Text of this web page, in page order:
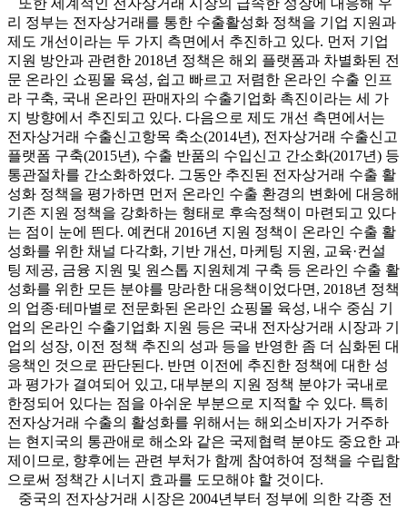
또한 세계적인 전자상거래 시장의 급속한 성장에 대응해 우
리 정부는 전자상거래를 통한 수출활성화 정책을 기업 지원과
제도 개선이라는 두 가지 측면에서 추진하고 있다. 먼저 기업
지원 방안과 관련한 2018년 정책은 해외 플랫폼과 차별화된 전
문 온라인 쇼핑몰 육성, 쉽고 빠르고 저렴한 온라인 수출 인프
라 구축, 국내 온라인 판매자의 수출기업화 촉진이라는 세 가
지 방향에서 추진되고 있다. 다음으로 제도 개선 측면에서는
전자상거래 수출신고항목 축소(2014년), 전자상거래 수출신고
플랫폼 구축(2015년), 수출 반품의 수입신고 간소화(2017년) 등
통관절차를 간소화하였다. 그동안 추진된 전자상거래 수출 활
성화 정책을 평가하면 먼저 온라인 수출 환경의 변화에 대응해
기존 지원 정책을 강화하는 형태로 후속정책이 마련되고 있다
는 점이 눈에 띈다. 예컨대 2016년 지원 정책이 온라인 수출 활
성화를 위한 채널 다각화, 기반 개선, 마케팅 지원, 교육·컨설
팅 제공, 금융 지원 및 원스톱 지원체계 구축 등 온라인 수출 활
성화를 위한 모든 분야를 망라한 대응책이었다면, 2018년 정책
의 업종·테마별로 전문화된 온라인 쇼핑몰 육성, 내수 중심 기
업의 온라인 수출기업화 지원 등은 국내 전자상거래 시장과 기
업의 성장, 이전 정책 추진의 성과 등을 반영한 좀 더 심화된 대
응책인 것으로 판단된다. 반면 이전에 추진한 정책에 대한 성
과 평가가 결여되어 있고, 대부분의 지원 정책 분야가 국내로
한정되어 있다는 점을 아쉬운 부분으로 지적할 수 있다. 특히
전자상거래 수출의 활성화를 위해서는 해외소비자가 거주하
는 현지국의 통관애로 해소와 같은 국제협력 분야도 중요한 과
제이므로, 향후에는 관련 부처가 함께 참여하여 정책을 수립함
으로써 정책간 시너지 효과를 도모해야 할 것이다.
중국의 전자상거래 시장은 2004년부터 정부에 의한 각종 전